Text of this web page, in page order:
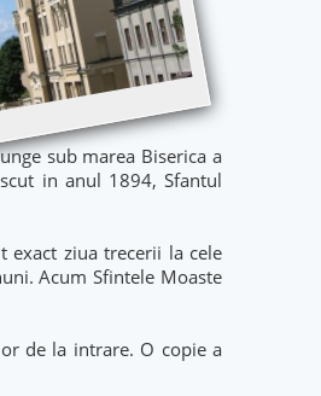
sub marea Biserica a
in anul 1894, Sfantul
exact ziua trecerii la cele
Acum Sfintele Moaste
de la intrare. O copie a